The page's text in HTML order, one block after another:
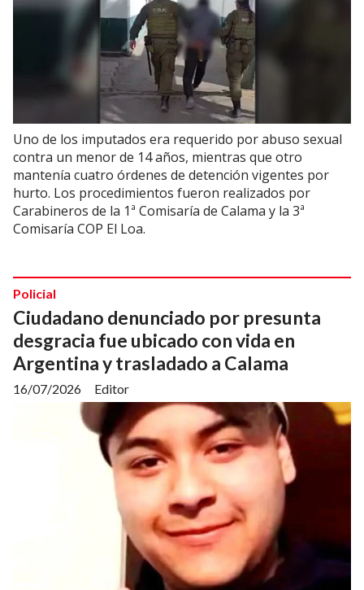
Uno de los imputados era requerido por abuso sexual
contra un menor de 14 años, mientras que otro
mantenía cuatro órdenes de detención vigentes por
hurto. Los procedimientos fueron realizados por
Carabineros de la 1ª Comisaría de Calama y la 3ª
Comisaría COP El Loa.
Ciudadano denunciado por presunta
desgracia fue ubicado con vida en
Argentina y trasladado a Calama
Editor
Policial
16/07/2026